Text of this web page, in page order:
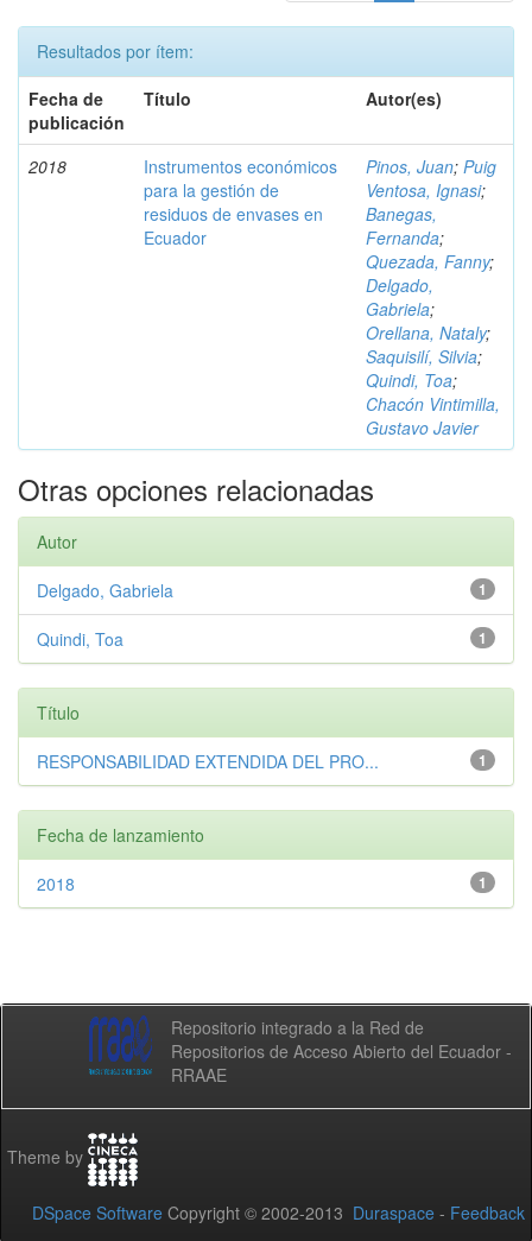
Resultados por ítem:
Fecha de
publicación
Título Autor(es)
2018
Instrumentos económicos
para la gestión de
residuos de envases en
Ecuador
Pinos, Juan; Puig
Ventosa, Ignasi;
Banegas,
Fernanda;
Quezada, Fanny;
Delgado,
Gabriela;
Orellana, Nataly;
Saquisilí, Silvia;
Quindi, Toa;
Chacón Vintimilla,
Gustavo Javier
Otras opciones relacionadas
Autor
1
Delgado, Gabriela
1
Quindi, Toa
Título
1
RESPONSABILIDAD EXTENDIDA DEL PRO...
Fecha de lanzamiento
1
2018
Repositorio integrado a la Red de
Repositorios de Acceso Abierto del Ecuador -
RRAAE
Theme by
DSpace Software Copyright © 2002-2013 Duraspace - Feedback